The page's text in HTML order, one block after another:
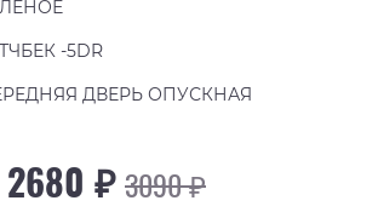
-5DR
ДВЕРЬ ОПУСКНАЯ
2680 ₽3090 ₽